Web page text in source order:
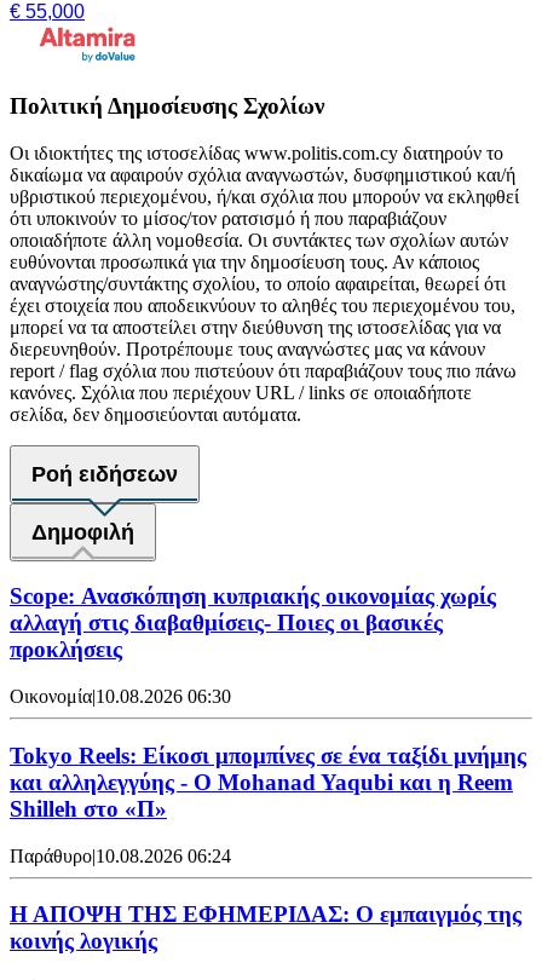
€ 55,000
Πολιτική Δημοσίευσης Σχολίων
Οι ιδιοκτήτες της ιστοσελίδας www.politis.com.cy διατηρούν το
δικαίωμα να αφαιρούν σχόλια αναγνωστών, δυσφημιστικού και/ή
υβριστικού περιεχομένου, ή/και σχόλια που μπορούν να εκληφθεί
ότι υποκινούν το μίσος/τον ρατσισμό ή που παραβιάζουν
οποιαδήποτε άλλη νομοθεσία. Οι συντάκτες των σχολίων αυτών
ευθύνονται προσωπικά για την δημοσίευση τους. Αν κάποιος
αναγνώστης/συντάκτης σχολίου, το οποίο αφαιρείται, θεωρεί ότι
έχει στοιχεία που αποδεικνύουν το αληθές του περιεχομένου του,
μπορεί να τα αποστείλει στην διεύθυνση της ιστοσελίδας για να
διερευνηθούν. Προτρέπουμε τους αναγνώστες μας να κάνουν
report / flag σχόλια που πιστεύουν ότι παραβιάζουν τους πιο πάνω
κανόνες. Σχόλια που περιέχουν URL / links σε οποιαδήποτε
σελίδα, δεν δημοσιεύονται αυτόματα.
Ροή ειδήσεων
Δημοφιλή
Scope: Ανασκόπηση κυπριακής οικονομίας χωρίς
αλλαγή στις διαβαθμίσεις- Ποιες οι βασικές
προκλήσεις
Οικονομία|10.08.2026 06:30
Tokyo Reels: Είκοσι μπομπίνες σε ένα ταξίδι μνήμης
και αλληλεγγύης - Ο Mohanad Yaqubi και η Reem
Shilleh στο «Π»
Παράθυρο|10.08.2026 06:24
Η ΑΠΟΨΗ ΤΗΣ ΕΦΗΜΕΡΙΔΑΣ: Ο εμπαιγμός της
κοινής λογικής